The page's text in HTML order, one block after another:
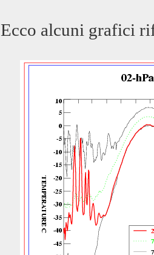
Ecco alcuni grafici